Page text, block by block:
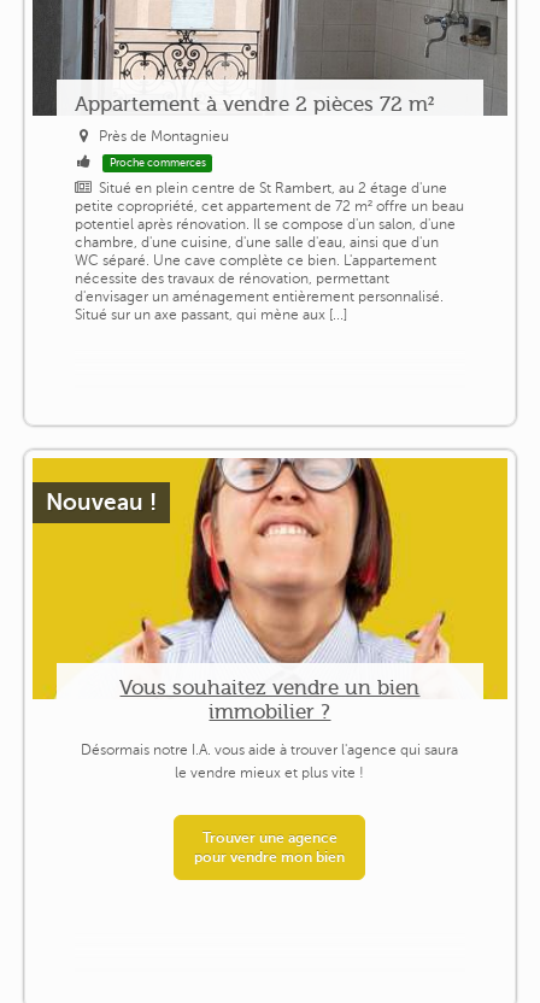
Appartement à vendre 2 pièces 72 m²
Près de Montagnieu
Proche commerces
Situé en plein centre de St Rambert, au 2 étage d'une
petite copropriété, cet appartement de 72 m² offre un beau
potentiel après rénovation. Il se compose d'un salon, d'une
chambre, d'une cuisine, d'une salle d'eau, ainsi que d'un
WC séparé. Une cave complète ce bien. L'appartement
nécessite des travaux de rénovation, permettant
d'envisager un aménagement entièrement personnalisé.
Situé sur un axe passant, qui mène aux [...]
Nouveau !
Vous souhaitez vendre un bien
immobilier ?
Désormais notre I.A. vous aide à trouver l'agence qui saura
le vendre mieux et plus vite !
Trouver une agence
pour vendre mon bien